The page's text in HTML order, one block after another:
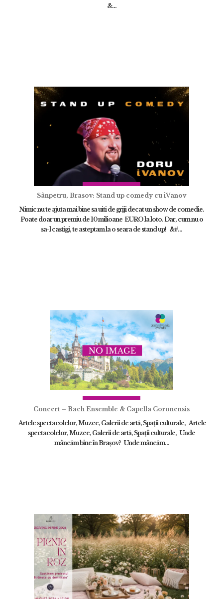
&...
Sânpetru, Brasov: Stand up comedy cu iVanov
Nimic nu te ajuta mai bine sa uiti de griji decat un show de comedie.
Poate doar un premiu de 10 milioane EURO la loto. Dar, cum nu o
sa-l castigi, te asteptam la o seara de stand up! &#...
Concert – Bach Ensemble & Capella Coronensis
Artele spectacolelor, Muzee, Galerii de artă, Spații culturale, Artele
spectacolelor, Muzee, Galerii de artă, Spații culturale, Unde
mâncăm bine în Brașov? Unde mâncăm...